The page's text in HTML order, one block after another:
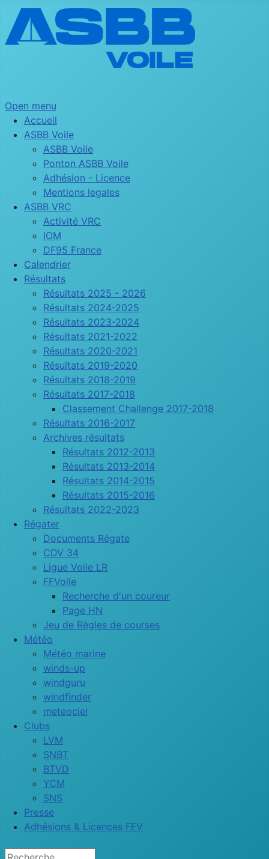
Open menu
Accueil
ASBB Voile
ASBB Voile
Ponton ASBB Voile
Adhésion - Licence
Mentions legales
ASBB VRC
Activité VRC
IOM
DF95 France
Calendrier
Résultats
Résultats 2025 - 2026
Résultats 2024-2025
Résultats 2023-2024
Résultats 2021-2022
Résultats 2020-2021
Résultats 2019-2020
Résultats 2018-2019
Résultats 2017-2018
Classement Challenge 2017-2018
Résultats 2016-2017
Archives résultats
Résultats 2012-2013
Résultats 2013-2014
Résultats 2014-2015
Résultats 2015-2016
Résultats 2022-2023
Régater
Documents Régate
CDV 34
Ligue Voile LR
FFVoile
Recherche d'un coureur
Page HN
Jeu de Règles de courses
Météo
Météo marine
winds-up
windguru
windfinder
meteociel
Clubs
LVM
SNBT
BTVD
YCM
SNS
Presse
Adhésions & Licences FFV
Rechercher